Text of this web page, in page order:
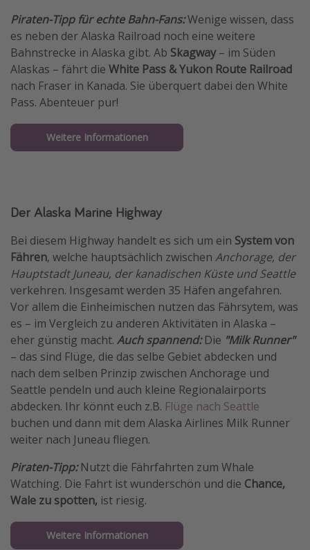
Piraten-Tipp für echte Bahn-Fans:Wenige wissen, dass
es neben der Alaska Railroad noch eine weitere
Bahnstrecke in Alaska gibt. Ab Skagway– im Süden
Alaskas – fährt die White Pass & Yukon Route Railroad
nach Fraser in Kanada. Sie überquert dabei den White
Pass. Abenteuer pur!
Weitere Informationen
Der Alaska Marine Highway
Bei diesem Highway handelt es sich um ein System von
Fähren, welche hauptsächlich zwischen Anchorage, der
Hauptstadt Juneau, der kanadischen Küste und Seattle
verkehren. Insgesamt werden 35 Häfen angefahren.
Vor allem die Einheimischen nutzen das Fährsytem, was
es – im Vergleich zu anderen Aktivitäten in Alaska –
eher günstig macht. Auch spannend:Die "Milk Runner"
– das sind Flüge, die das selbe Gebiet abdecken und
nach dem selben Prinzip zwischen Anchorage und
Seattle pendeln und auch kleine Regionalairports
abdecken. Ihr könnt euch z.B. Flüge nach Seattle
buchen und dann mit dem Alaska Airlines Milk Runner
weiter nach Juneau fliegen.
Piraten-Tipp:Nutzt die Fährfahrten zum Whale
Watching. Die Fahrt ist wunderschön und die Chance,
Wale zu spotten, ist riesig.
Weitere Informationen